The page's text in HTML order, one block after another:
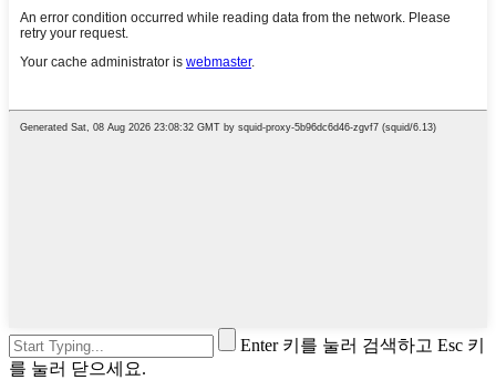
Enter 키를 눌러 검색하고 Esc 키
를 눌러 닫으세요.